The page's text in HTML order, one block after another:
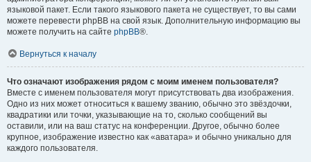
языковой пакет. Если такого языкового пакета не существует, то вы сами
можете перевести phpBB на свой язык. Дополнительную информацию вы
можете получить на сайте phpBB®.
Вернуться к началу
Что означают изображения рядом с моим именем пользователя?
Вместе с именем пользователя могут присутствовать два изображения.
Одно из них может относиться к вашему званию, обычно это звёздочки,
квадратики или точки, указывающие на то, сколько сообщений вы
оставили, или на ваш статус на конференции. Другое, обычно более
крупное, изображение известно как «аватара» и обычно уникально для
каждого пользователя.